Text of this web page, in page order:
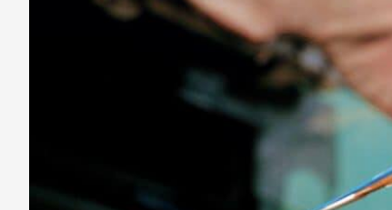
MAG
Dossiers
Chroniques